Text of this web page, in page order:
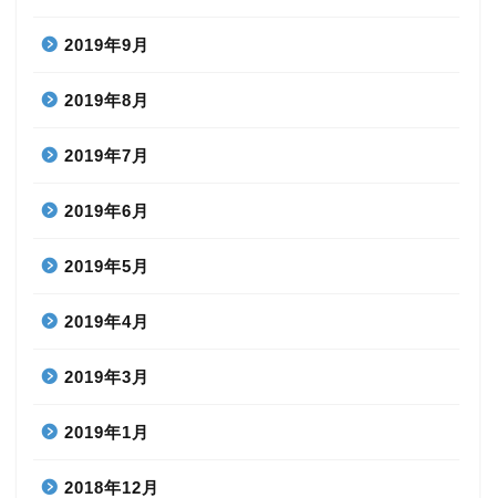
2019年9月
2019年8月
2019年7月
2019年6月
2019年5月
2019年4月
2019年3月
2019年1月
2018年12月